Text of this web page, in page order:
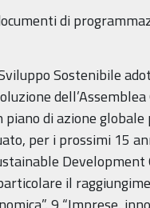
di
Sostenibile
di azione
per i prossimi 15
Development
il